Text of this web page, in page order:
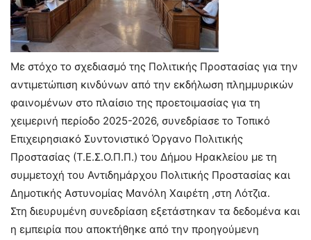
Με στόχο το σχεδιασμό της Πολιτικής Προστασίας για την
αντιμετώπιση κινδύνων από την εκδήλωση πλημμυρικών
φαινομένων στο πλαίσιο της προετοιμασίας για τη
χειμερινή περίοδο 2025-2026, συνεδρίασε το Τοπικό
Επιχειρησιακό Συντονιστικό Όργανο Πολιτικής
Προστασίας (Τ.Ε.Σ.Ο.Π.Π.) του Δήμου Ηρακλείου με τη
συμμετοχή του Αντιδημάρχου Πολιτικής Προστασίας και
Δημοτικής Αστυνομίας Μανόλη Χαιρέτη ,στη Λότζια.
Στη διευρυμένη συνεδρίαση εξετάστηκαν τα δεδομένα και
η εμπειρία που αποκτήθηκε από την προηγούμενη